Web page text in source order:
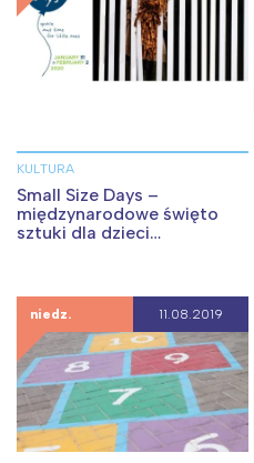
KULTURA
Small Size Days –
międzynarodowe święto
sztuki dla dzieci
niedz. 11.08.2019